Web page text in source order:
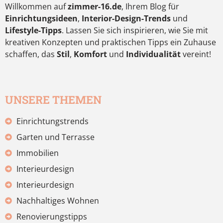
Willkommen aufzimmer-16.de, Ihrem Blog für
Einrichtungsideen, Interior-Design-Trends und
Lifestyle-Tipps. Lassen Sie sich inspirieren, wie Sie mit
kreativen Konzepten und praktischen Tipps ein Zuhause
schaffen, das Stil, Komfort und Individualitätvereint!
UNSERE THEMEN
Einrichtungstrends
Garten und Terrasse
Immobilien
Interieurdesign
Interieurdesign
Nachhaltiges Wohnen
Renovierungstipps